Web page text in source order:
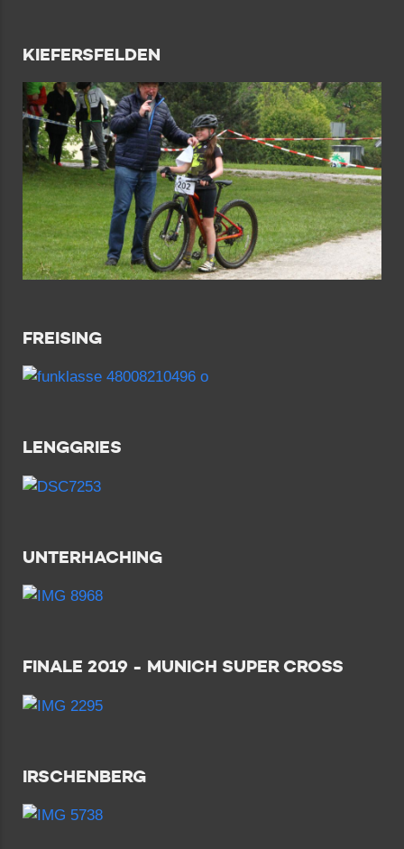
KIEFERSFELDEN
FREISING
LENGGRIES
UNTERHACHING
FINALE 2019 - MUNICH SUPER CROSS
IRSCHENBERG